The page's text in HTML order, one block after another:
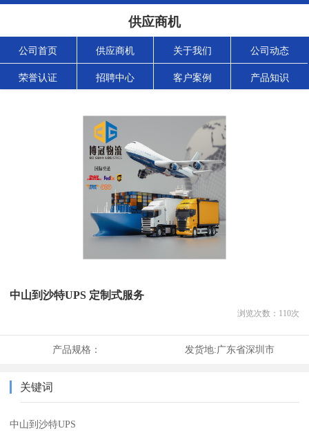
供应商机
公司首页 供应商机 关于我们 公司动态
荣誉认证 招聘中心 客户案例 产品知识
中山到沙特UPS 定制式服务
浏览次数： 110次
产品规格： 发货地:广东省深圳市
关键词
中山到沙特UPS